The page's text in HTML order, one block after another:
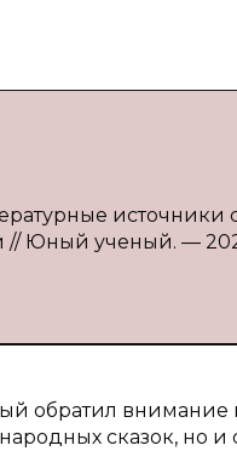
источники
// Юный ученый. —
обратил внимание
сказок, но